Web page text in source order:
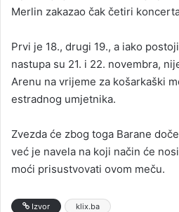
Merlin zakazao čak četiri
Prvi je 18., drugi 19., a iako
nastupa su 21. i 22. novembra,
Arenu na vrijeme za košarkaški
estradnog umjetnika.
Zvezda će zbog toga Barane
već je navela na koji način će
moći prisustvovati ovom meču.
Izvor klix.ba